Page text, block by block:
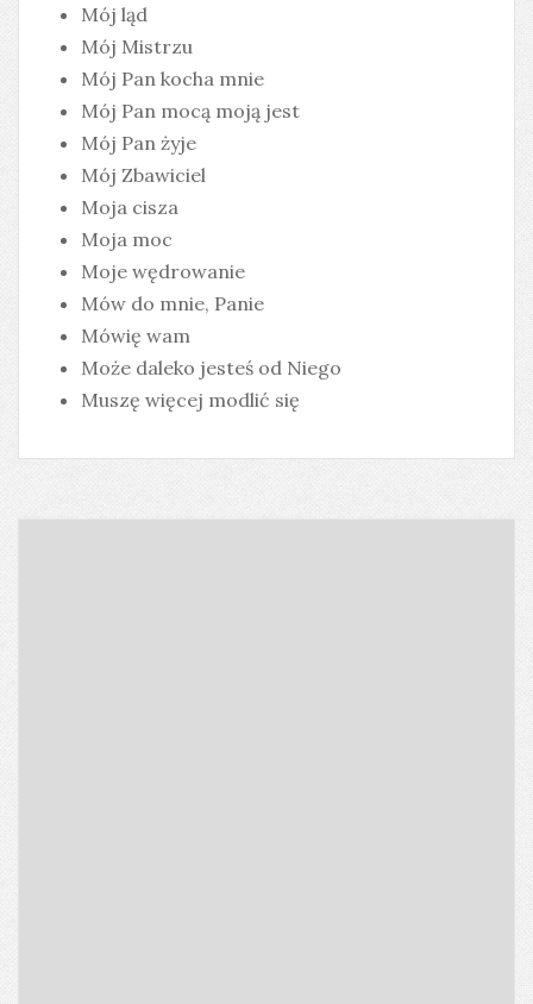
Mój ląd
Mój Mistrzu
Mój Pan kocha mnie
Mój Pan mocą moją jest
Mój Pan żyje
Mój Zbawiciel
Moja cisza
Moja moc
Moje wędrowanie
Mów do mnie, Panie
Mówię wam
Może daleko jesteś od Niego
Muszę więcej modlić się